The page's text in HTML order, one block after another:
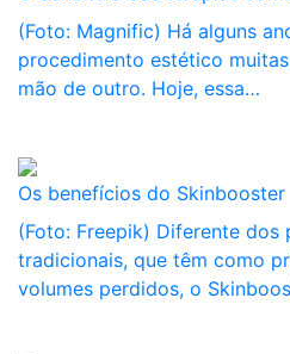
(Foto: Magnific) Há alguns
procedimento estético
mão de outro. Hoje, essa…
Os benefícios do Skinbooster
(Foto: Freepik) Diferente dos
tradicionais, que têm como
volumes perdidos, o